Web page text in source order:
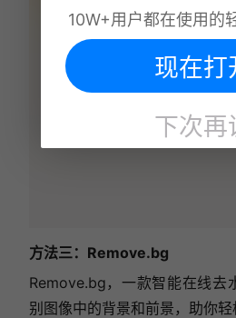
方法三：Remove.bg
Remove.bg，一款智能在线去
别图像中的背景和前景，助你轻
10W+用户都在使用的
现在打
下次再